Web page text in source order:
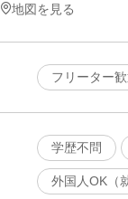
地図を見る
フリーター
学歴不問
外国人OK（